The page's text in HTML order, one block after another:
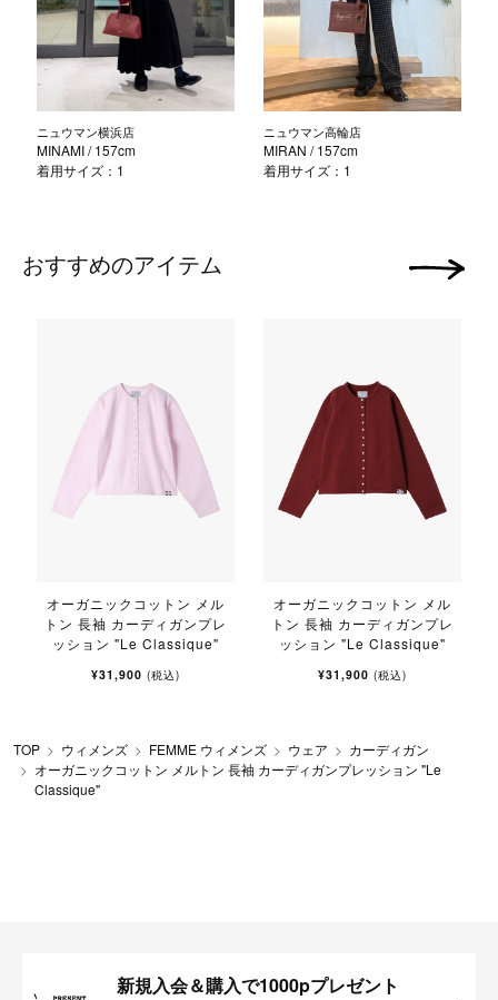
ニュウマン横浜店
MINAMI/ 157cm
着用サイズ：1
ニュウマン高輪店
MIRAN / 157cm
着用サイズ：1
おすすめのアイテム
オーガニックコットン メル
トン 長袖 カーディガンプレ
ッション "Le Classique"
¥31,900 (税込)
オーガニックコットン メル
トン 長袖 カーディガンプレ
ッション "Le Classique"
¥31,900 (税込)
次の画像
TOP ウィメンズ FEMME ウィメンズ ウェア
カーディガン
オーガニックコットン メルトン 長袖 カーディガンプレッション "Le
Classique"
新規入会＆購入で1000pプレゼント